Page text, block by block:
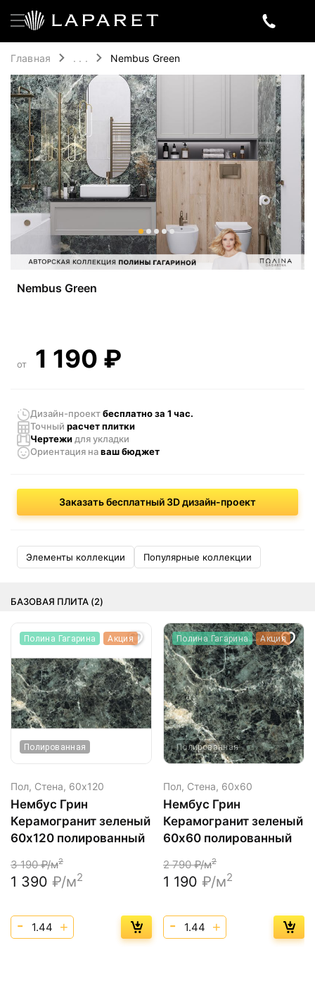
Главная . . . Nembus Green
Nembus Green
от 1 190 ₽
Дизайн-проектбесплатно за 1 час.
Точный расчет плитки
Чертежи для укладки
Ориентация наваш бюджет
Заказать бесплатный 3D дизайн-проект
Элементы коллекции Популярные коллекции
БАЗОВАЯ ПЛИТА (2)
Полина Гагарина Акция
Полированная
Пол, Стена, 60х120
Нембус Грин
Керамогранит зеленый
60х120 полированный
3 190₽/м2
1 390 ₽/м2
Полина Гагарина Акция
Полированная
Пол, Стена, 60х60
Нембус Грин
Керамогранит зеленый
60х60 полированный
2 790₽/м2
1 190 ₽/м2